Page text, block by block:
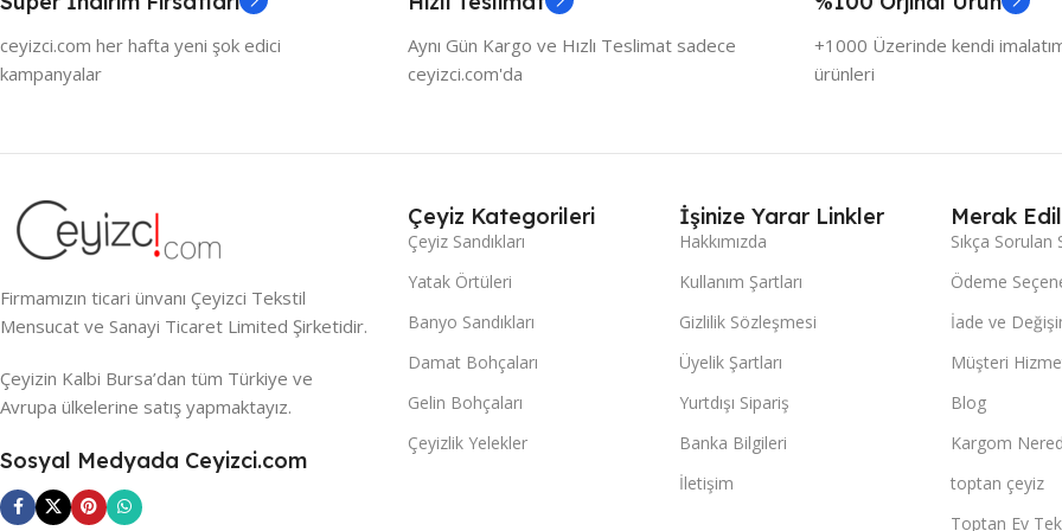
ceyizci.com her hafta yeni şok edici
kampanyalar
Aynı Gün Kargo ve Hızlı Teslimat sadece
ceyizci.com'da
+1000 Üzerinde kendi
ürünleri
Firmamızın ticari ünvanı Çeyizci Tekstil
Mensucat ve Sanayi Ticaret Limited Şirketidir.
Çeyizin Kalbi Bursa’dan tüm Türkiye ve
Avrupa ülkelerine satış yapmaktayız.
Sosyal Medyada Ceyizci.com
Çeyiz Kategorileri
Çeyiz Sandıkları
Yatak Örtüleri
Banyo Sandıkları
Damat Bohçaları
Gelin Bohçaları
Çeyizlik Yelekler
İşinize Yarar Linkler
Hakkımızda
Kullanım Şartları
Gizlilik Sözleşmesi
Üyelik Şartları
Yurtdışı Sipariş
Banka Bilgileri
İletişim
Merak
Sıkça Sorulan
Ödeme
İade ve
Müşteri
Blog
Kargom
toptan çeyiz
Toptan Ev